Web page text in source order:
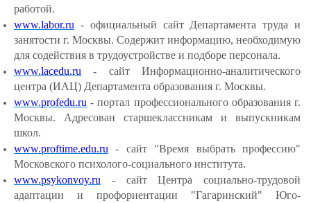
работой.
www.labor.ru - официальный сайт Департамента труда и
занятости г. Москвы. Содержит информацию, необходимую
для содействия в трудоустройстве и подборе персонала.
www.lacedu.ru - сайт Информационно-аналитического
центра (ИАЦ) Департамента образования г. Москвы.
www.profedu.ru - портал профессионального образования г.
Москвы. Адресован старшеклассникам и выпускникам
школ.
www.proftime.edu.ru - сайт "Время выбрать профессию"
Московского психолого-социального института.
www.psykonvoy.ru - сайт Центра социально-трудовой
адаптации и профориентации "Гагаринский" Юго-